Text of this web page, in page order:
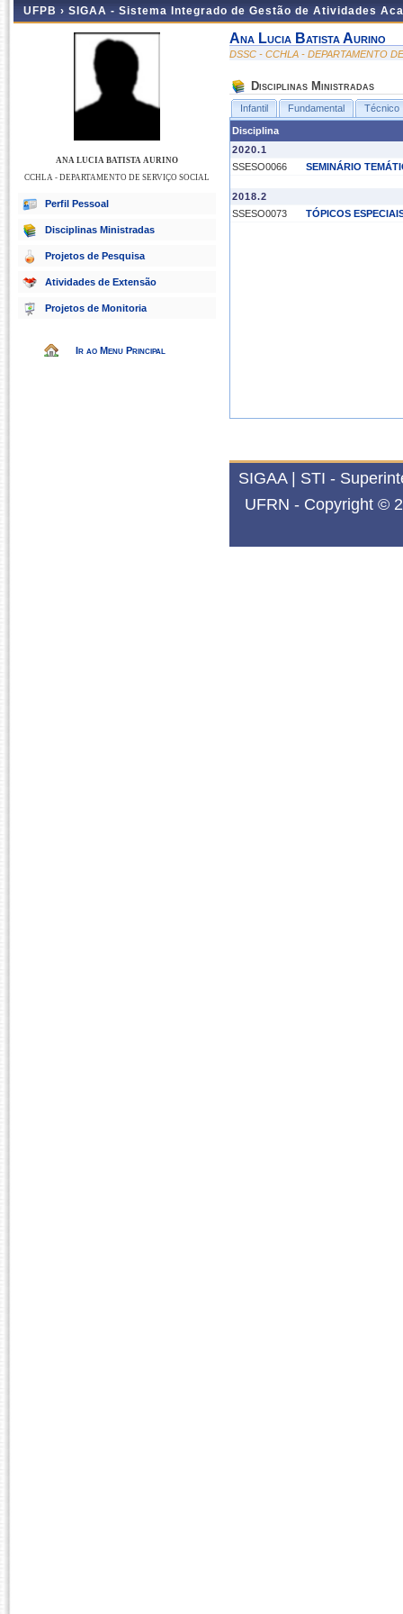
UFPB › SIGAA - Sistema Integrado de Gestão de Atividades
ANA LUCIA BATISTA AURINO
CCHLA - DEPARTAMENTO DE SERVIÇO SOCIAL
Perfil Pessoal
Disciplinas Ministradas
Projetos de Pesquisa
Atividades de Extensão
Projetos de Monitoria
Ir ao Menu Principal
Ana Lucia Batista Aurino
DSSC - CCHLA - DEPARTAMENTO
Disciplinas Ministradas
Infantil Fundamental Técnico
Disciplina
2020.1
SSESO0066
SEMINÁRIO
2018.2
SSESO0073
TÓPICOS
SIGAA | STI -
UFRN - Copyright ©